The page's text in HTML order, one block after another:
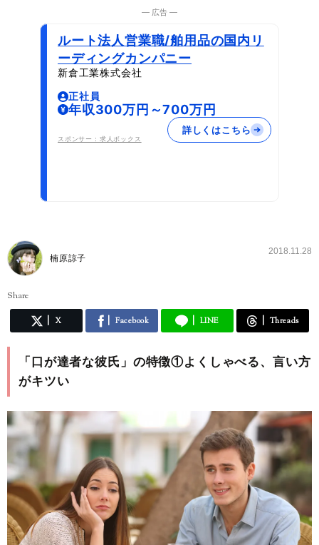
― 広告 ―
ルート法人営業職/舶用品の国内リ
ーディングカンパニー
新倉工業株式会社
正社員
年収300万円～700万円
スポンサー：求人ボックス
詳しくはこちら
楠原諒子
2018.11.28
Share
X Facebook LINE Threads
「口が達者な彼氏」の特徴①よくしゃべる、言い方
がキツい